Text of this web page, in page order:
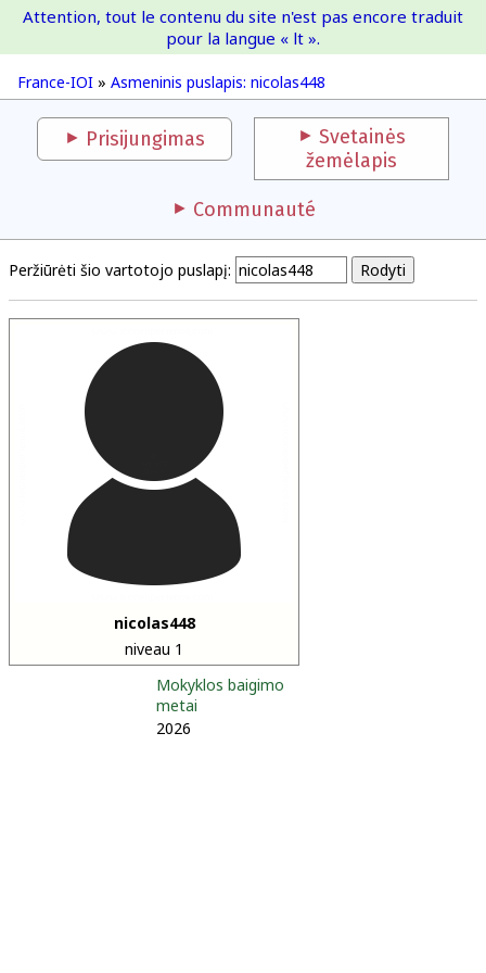
France-IOI
France-IOI » Asmeninis puslapis: nicolas448
Attention, tout le contenu du site n'est pas encore traduit
pour la langue « lt ».
Prisijungimas
Svetainės
žemėlapis
Communauté
Peržiūrėti šio vartotojo puslapį:
nicolas448
niveau 1
Mokyklos baigimo
metai
2026